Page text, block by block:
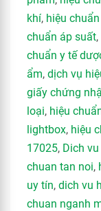
khí, hiệu
chuẩn áp suất,
chuẩn y tế
ẩm, dịch vụ
giấy chứng
loại, hiệu
lightbox, hiệu
17025, Dich
chuan tan noi,
uy tín, dich vu
chuan nganh